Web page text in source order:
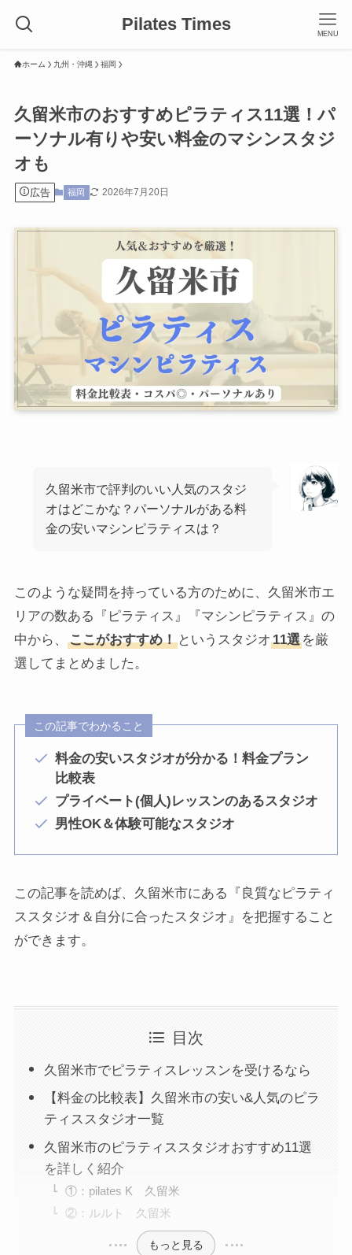
Pilates Times MENU
ホーム 九州・沖縄 福岡
久留米市のおすすめピラティス11選！パ
ーソナル有りや安い料金のマシンスタジ
オも
広告 福岡 2026年7月20日
久留米市で評判のいい人気のスタジ
オはどこかな？パーソナルがある料
金の安いマシンピラティスは？
このような疑問を持っている方のために、久留米市エ
リアの数ある『ピラティス』『マシンピラティス』の
中から、
ここがおすすめ！というスタジオ 11選を厳
選してまとめました。
この記事でわかること
料金の安いスタジオが分かる！料金プラン
比較表
プライベート(個人)レッスンのあるスタジオ
男性OK＆体験可能なスタジオ
この記事を読めば、久留米市にある『良質なピラティ
ススタジオ＆自分に合ったスタジオ』を把握すること
ができます。
目次
久留米市でピラティスレッスンを受けるなら
【料金の比較表】久留米市の安い&人気のピラ
ティススタジオ一覧
久留米市のピラティススタジオおすすめ11選
を詳しく紹介
①：pilates K 久留米
②：ルルト 久留米
もっと見る